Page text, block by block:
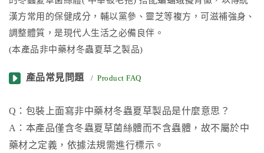
漢方常用的保健成分，輔以黨參、靈芝等複方，可滋補強身、
調整體質，是現代人生活之必備良伴。
(本產品非中藥材冬蟲夏草之製品)​
產品常見問題 / Product FAQ
Q：包裝上面寫非中藥材冬蟲夏草製品是什麼意思？
A：本產品僅含冬蟲夏草菌絲體而不含蟲體，故不屬於中
藥材之定義，依據法規需進行標示。